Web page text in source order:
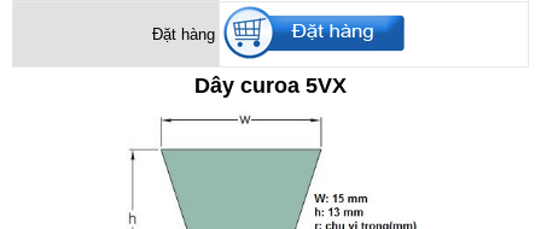
Đặt hàng
Dây curoa 5VX